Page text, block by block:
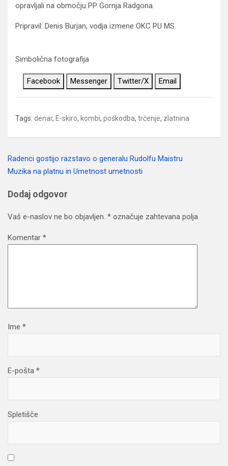
opravljali na območju PP Gornja Radgona.
Pripravil: Denis Burjan, vodja izmene OKC PU MS.
Simbolična fotografija
Facebook Messenger Twitter/X Email
Tags: denar, E-skiro, kombi, poškodba, trčenje, zlatnina
Navigacija
Radenci gostijo razstavo o generalu Rudolfu Maistru
Muzika na platnu in Umetnost umetnosti
Dodaj odgovor
Vaš e-naslov ne bo objavljen. * označuje zahtevana polja
Komentar *
Ime *
E-pošta *
Spletišče